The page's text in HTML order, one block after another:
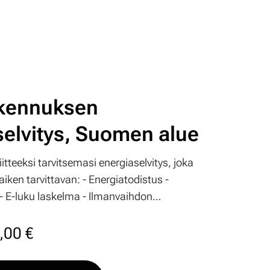
Suomen alue
tarvitsemasi energiaselvitys, joka
- Energiatodistus -
rakennushankkeen edetessä ja
ja
€